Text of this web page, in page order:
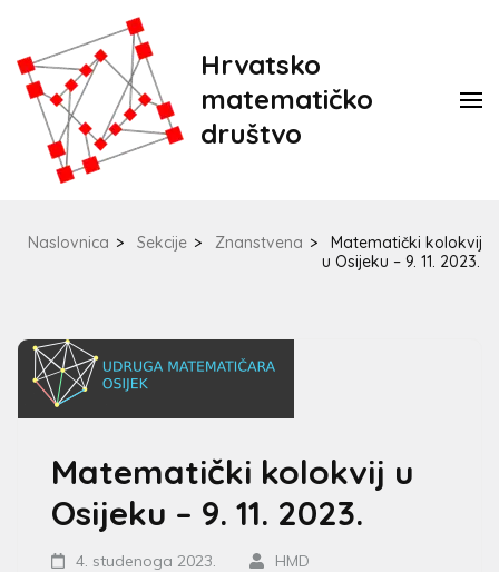
Hrvatsko
matematičko
društvo
Naslovnica > Sekcije > Znanstvena >
Matematički kolokvij
u Osijeku – 9. 11. 2023.
Matematički kolokvij u
Osijeku – 9. 11. 2023.
4. studenoga 2023. HMD